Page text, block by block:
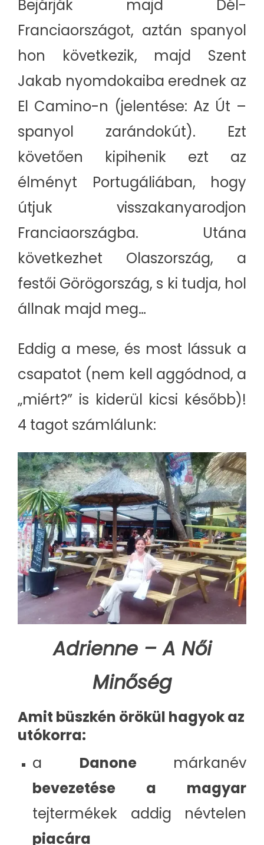
Bejárják majd Dél-
Franciaországot, aztán spanyol
hon következik, majd Szent
Jakab nyomdokaiba erednek az
El Camino-n (jelentése: Az Út –
spanyol zarándokút). Ezt
követően kipihenik ezt az
élményt Portugáliában, hogy
útjuk visszakanyarodjon
Franciaországba. Utána
következhet Olaszország, a
festői Görögország, s ki tudja, hol
állnak majd meg…
Eddig a mese, és most lássuk a
csapatot (nem kell aggódnod, a
„miért?” is kiderül kicsi később)!
4 tagot számlálunk:
Adrienne – A Női
Minőség
Amit büszkén örökül hagyok az
utókorra:
a Danone márkanév
bevezetése a magyar
tejtermékek addig névtelen
piacára